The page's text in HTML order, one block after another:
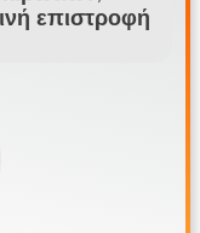
επιστροφή